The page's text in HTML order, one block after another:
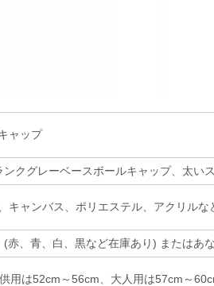
ャップ
クグレーベースボールキャップ、太い
、キャンバス、ポリエステル、アクリル
(赤、青、白、黒など在庫あり) またはあ
供用は52cm～56cm、大人用は57cm～